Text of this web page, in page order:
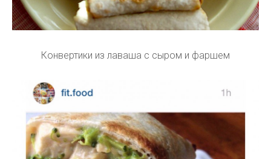
Конвертики из лаваша с сыром и фаршем